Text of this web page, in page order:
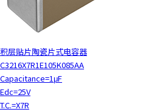
积层贴片陶瓷片式电容器
C3216X7R1E105K085AA
Capacitance=1μF
Edc=25V
T.C.=X7R